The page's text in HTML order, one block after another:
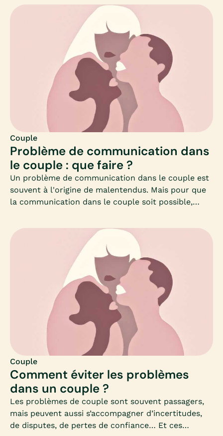
tabou ? »).Entre honte, plaisir solitaire ou
visionnage à deux, quelle est la place aujourd’hui de
la pornographie dans le couple ? Quand faut-il
s’inquiéter de la consommation de porno de son/sa
partenaire ?Le principal risque étant que l’addiction
au porno puisse prendre le pas sur la vie sexuelle.
Mia fait le point.
Couple
Problème de communication dans
le couple : que faire ?
Un problème de communication dans le couple est
souvent à l'origine de malentendus. Mais pour que
la communication dans le couple soit possible,
autant compris les attentes de son ou sa
partenaire. Et par conséquent, sans pouvoir y
répondre.Problème de communication dans le
couple, disputes, déceptions ou frustrations, Mia
vous donne des pistes afin de mieux communiquer,
mais surtout, mieux comprendre l’autre à travers la
nécessité de s’exprimer librement.
Couple
Comment éviter les problèmes
dans un couple ?
Les problèmes de couple sont souvent passagers,
mais peuvent aussi s’accompagner d’incertitudes,
de disputes, de pertes de confiance… Et ces